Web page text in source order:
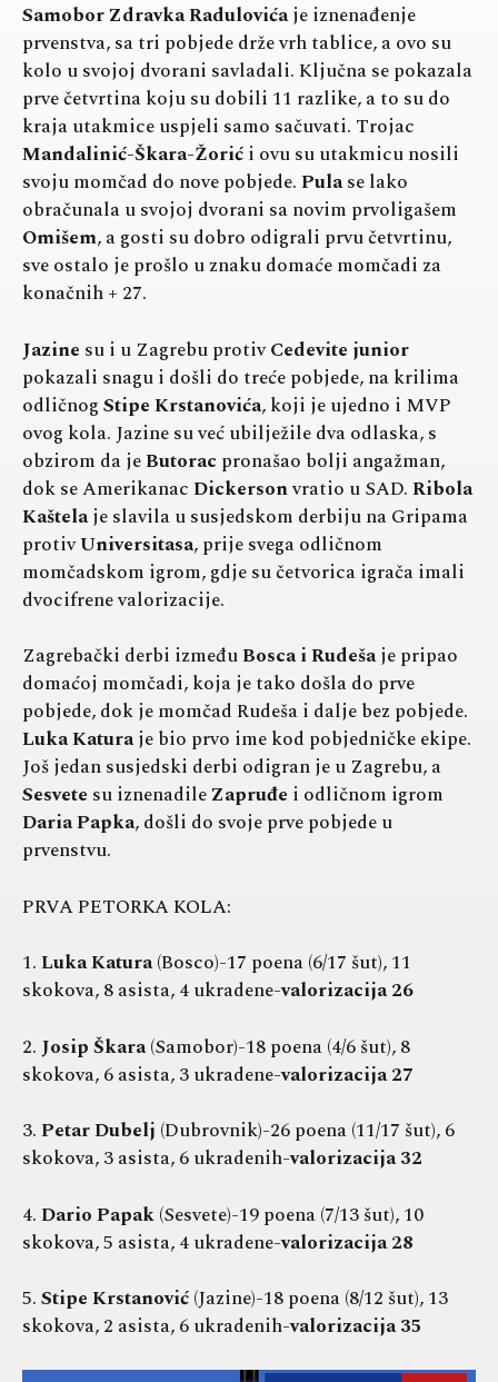
Samobor Zdravka Radulovićaje iznenađenje
prvenstva, sa tri pobjede drže vrh tablice, a ovo su
kolo u svojoj dvorani savladali. Ključna se pokazala
prve četvrtina koju su dobili 11 razlike, a to su do
kraja utakmice uspjeli samo sačuvati. Trojac
Mandalinić-Škara-Žorići ovu su utakmicu nosili
svoju momčad do nove pobjede.Pulase lako
obračunala u svojoj dvorani sa novim prvoligašem
Omišem, a gosti su dobro odigrali prvu četvrtinu,
sve ostalo je prošlo u znaku domaće momčadi za
konačnih + 27.
Jazine su i u Zagrebu protivCedevite junior
pokazali snagu i došli do treće pobjede, na krilima
odličnogStipe Krstanovića, koji je ujedno i MVP
ovog kola. Jazine su već ubilježile dva odlaska, s
obzirom da jeButorac pronašao bolji angažman,
dok se AmerikanacDickersonvratio u SAD.Ribola
Kaštelaje slavila u susjedskom derbiju na Gripama
protivUniversitasa, prije svega odličnom
momčadskom igrom, gdje su četvorica igrača imali
dvocifrene valorizacije.
Zagrebački derbi izmeđuBosca i Rudešaje pripao
domaćoj momčadi, koja je tako došla do prve
pobjede, dok je momčad Rudeša i dalje bez pobjede.
Luka Katuraje bio prvo ime kod pobjedničke ekipe.
Još jedan susjedski derbi odigran je u Zagrebu, a
Sesvete su iznenadileZapruđe i odličnom igrom
Daria Papka, došli do svoje prve pobjede u
prvenstvu.
PRVA PETORKA KOLA:
1.Luka Katura(Bosco)-17 poena (6/17 šut), 11
skokova, 8 asista, 4 ukradene-valorizacija 26
2. Josip Škara(Samobor)-18 poena (4/6 šut), 8
skokova, 6 asista, 3 ukradene-valorizacija 27
3.Petar Dubelj (Dubrovnik)-26 poena (11/17 šut), 6
skokova, 3 asista, 6 ukradenih-valorizacija 32
4.Dario Papak(Sesvete)-19 poena (7/13 šut), 10
skokova, 5 asista, 4 ukradene-valorizacija 28
5.Stipe Krstanović(Jazine)-18 poena (8/12 šut), 13
skokova, 2 asista, 6 ukradenih-valorizacija 35